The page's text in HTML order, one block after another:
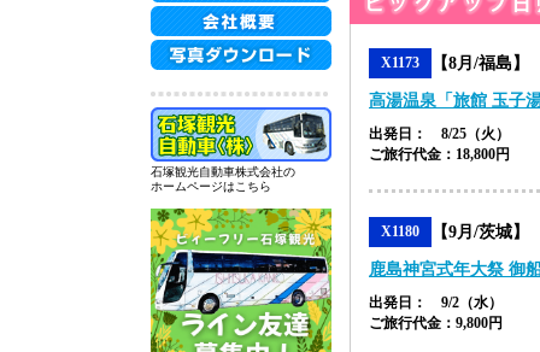
石塚観光自動車株式会社の
ホームページはこちら
X1173 【8月/福島】
高湯温泉「旅館 玉子
出発日： 8/25（火）
ご旅行代金：18,800円
X1180 【9月/茨城】
鹿島神宮式年大祭 御
出発日： 9/2（水）
ご旅行代金：9,800円